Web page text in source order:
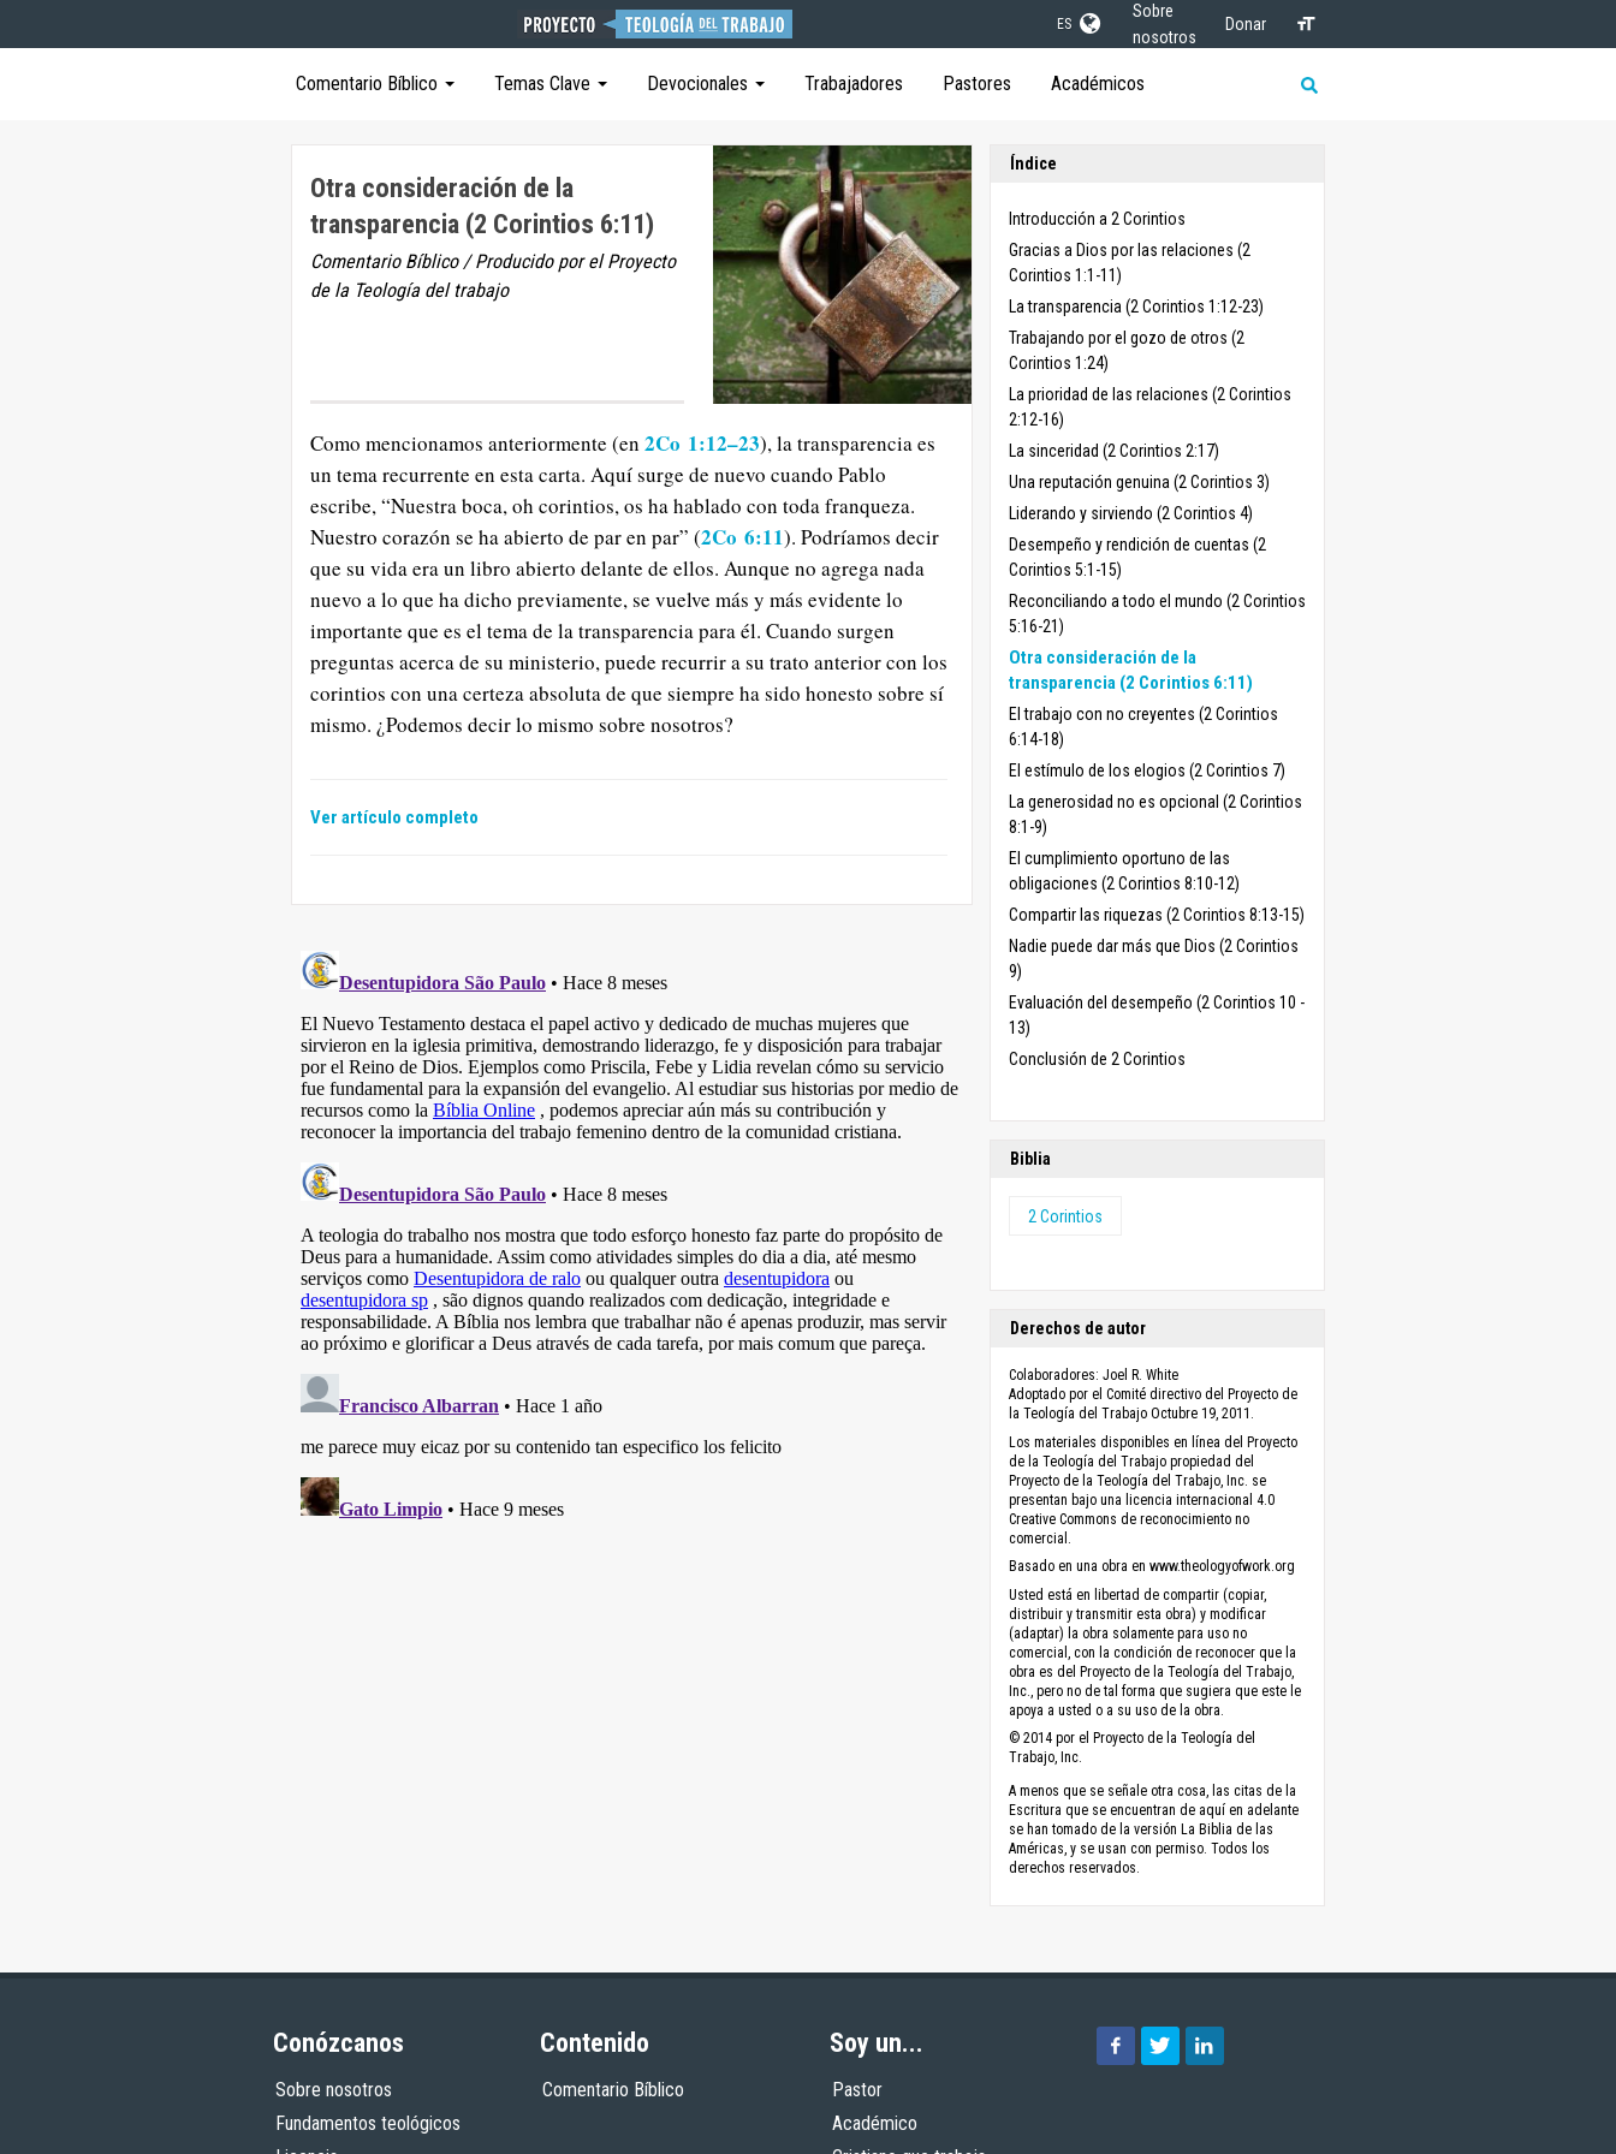
ES
Sobre
nosotros
Donar
Comentario Bíblico Temas Clave Devocionales Trabajadores Pastores Académicos
Otra consideración de la
transparencia (2 Corintios 6:11)
Comentario Bíblico / Producido por el Proyecto
de la Teología del trabajo
Como mencionamos anteriormente (en 2Co 1:12–23), la transparencia es
un tema recurrente en esta carta. Aquí surge de nuevo cuando Pablo
escribe, “Nuestra boca, oh corintios, os ha hablado con toda franqueza.
Nuestro corazón se ha abierto de par en par” (2Co 6:11). Podríamos decir
que su vida era un libro abierto delante de ellos. Aunque no agrega nada
nuevo a lo que ha dicho previamente, se vuelve más y más evidente lo
importante que es el tema de la transparencia para él. Cuando surgen
preguntas acerca de su ministerio, puede recurrir a su trato anterior con los
corintios con una certeza absoluta de que siempre ha sido honesto sobre sí
mismo. ¿Podemos decir lo mismo sobre nosotros?
Ver artículo completo
Índice
Introducción a 2 Corintios
Gracias a Dios por las relaciones (2
Corintios 1:1-11)
La transparencia (2 Corintios 1:12-23)
Trabajando por el gozo de otros (2
Corintios 1:24)
La prioridad de las relaciones (2 Corintios
2:12-16)
La sinceridad (2 Corintios 2:17)
Una reputación genuina (2 Corintios 3)
Liderando y sirviendo (2 Corintios 4)
Desempeño y rendición de cuentas (2
Corintios 5:1-15)
Reconciliando a todo el mundo (2 Corintios
5:16-21)
Otra consideración de la
transparencia (2 Corintios 6:11)
El trabajo con no creyentes (2 Corintios
6:14-18)
El estímulo de los elogios (2 Corintios 7)
La generosidad no es opcional (2 Corintios
8:1-9)
El cumplimiento oportuno de las
obligaciones (2 Corintios 8:10-12)
Compartir las riquezas (2 Corintios 8:13-15)
Nadie puede dar más que Dios (2 Corintios
9)
Evaluación del desempeño (2 Corintios 10 -
13)
Conclusión de 2 Corintios
Biblia
2 Corintios
Derechos de autor
Colaboradores: Joel R. White
Adoptado por el Comité directivo del Proyecto de
la Teología del Trabajo Octubre 19, 2011.
Los materiales disponibles en línea del Proyecto
de la Teología del Trabajo propiedad del
Proyecto de la Teología del Trabajo, Inc. se
presentan bajo una licencia internacional 4.0
Creative Commons de reconocimiento no
comercial.
Basado en una obra en www.theologyofwork.org
Usted está en libertad de compartir (copiar,
distribuir y transmitir esta obra) y modificar
(adaptar) la obra solamente para uso no
comercial, con la condición de reconocer que la
obra es del Proyecto de la Teología del Trabajo,
Inc., pero no de tal forma que sugiera que este le
apoya a usted o a su uso de la obra.
© 2014 por el Proyecto de la Teología del
Trabajo, Inc.
A menos que se señale otra cosa, las citas de la
Escritura que se encuentran de aquí en adelante
se han tomado de la versión La Biblia de las
Américas, y se usan con permiso. Todos los
derechos reservados.
Conózcanos
Sobre nosotros
Fundamentos teológicos
Contenido
Comentario Bíblico
Soy un...
Pastor
Académico